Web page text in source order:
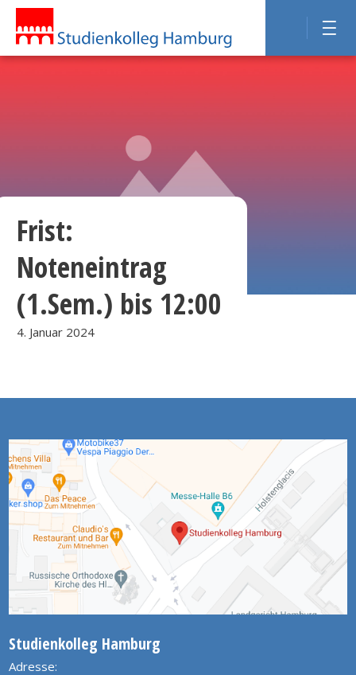
Frist:
Noteneintrag
(1.Sem.) bis 12:00
4. Januar 2024
Studienkolleg Hamburg
Adresse: